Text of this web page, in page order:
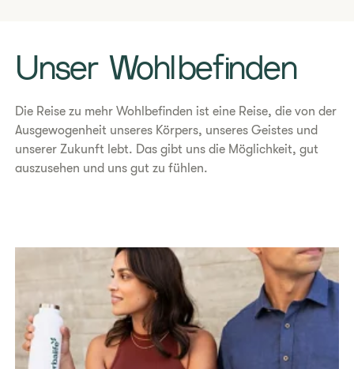
Unser Wohlbefinden
​Die Reise zu mehr Wohlbefinden ist eine Reise, die von der
Ausgewogenheit unseres Körpers, unseres Geistes und
unserer Zukunft lebt. Das gibt uns die Möglichkeit, gut
auszusehen und uns gut zu fühlen.